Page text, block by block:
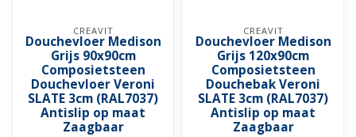
CREAVIT
Douchevloer Medison
Grijs 90x90cm
Composietsteen
Douchevloer Veroni
SLATE 3cm (RAL7037)
Antislip op maat
Zaagbaar
CREAVIT
Douchevloer Medison
Grijs 120x90cm
Composietsteen
Douchebak Veroni
SLATE 3cm (RAL7037)
Antislip op maat
Zaagbaar